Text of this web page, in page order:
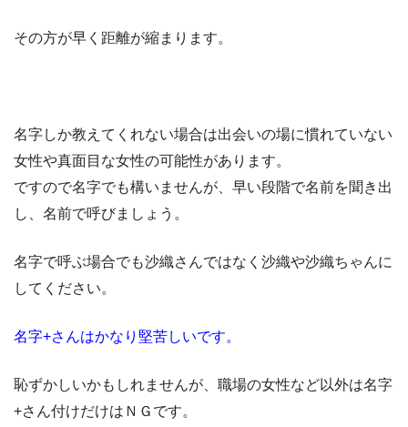
その方が早く距離が縮まります。
名字しか教えてくれない場合は出会いの場に慣れていない
女性や真面目な女性の可能性があります。
ですので名字でも構いませんが、早い段階で名前を聞き出
し、名前で呼びましょう。
名字で呼ぶ場合でも沙織さんではなく沙織や沙織ちゃんに
してください。
名字+さんはかなり堅苦しいです。
恥ずかしいかもしれませんが、職場の女性など以外は名字
+さん付けだけはＮＧです。